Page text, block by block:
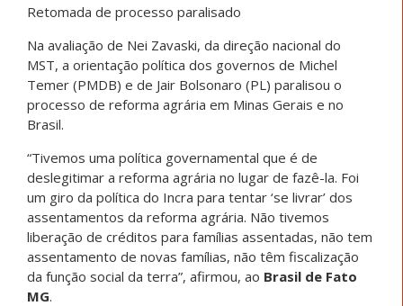
Retomada de processo paralisado
Na avaliação de Nei Zavaski, da direção nacional do
MST, a orientação política dos governos de Michel
Temer (PMDB) e de Jair Bolsonaro (PL) paralisou o
processo de reforma agrária em Minas Gerais e no
Brasil.
“Tivemos uma política governamental que é de
deslegitimar a reforma agrária no lugar de fazê-la. Foi
um giro da política do Incra para tentar ‘se livrar’ dos
assentamentos da reforma agrária. Não tivemos
liberação de créditos para famílias assentadas, não tem
assentamento de novas famílias, não têm fiscalização
da função social da terra”, afirmou, ao Brasil de Fato
MG.